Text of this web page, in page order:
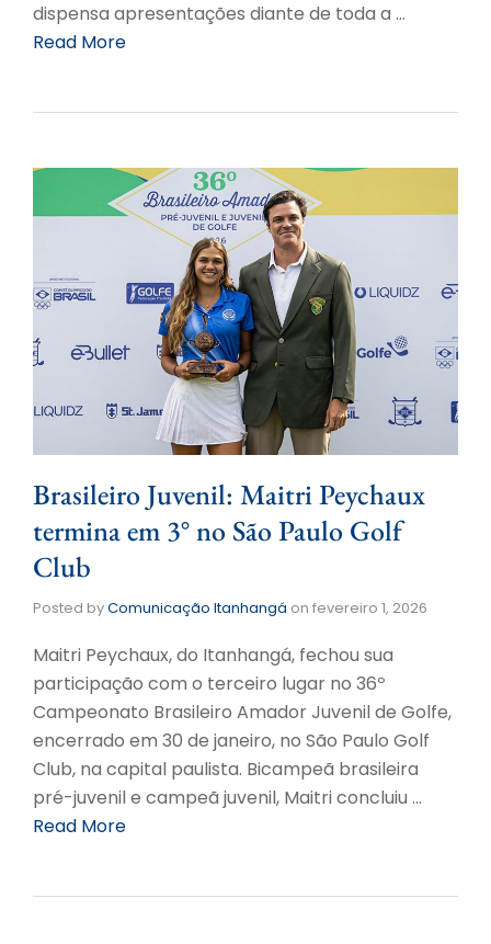
dispensa apresentações diante de toda a …
Read More
Brasileiro Juvenil: Maitri Peychaux
termina em 3° no São Paulo Golf
Club
Posted byComunicação Itanhangá on fevereiro 1, 2026
Maitri Peychaux, do Itanhangá, fechou sua
participação com o terceiro lugar no 36º
Campeonato Brasileiro Amador Juvenil de Golfe,
encerrado em 30 de janeiro, no São Paulo Golf
Club, na capital paulista. Bicampeã brasileira
pré-juvenil e campeã juvenil, Maitri concluiu …
Read More